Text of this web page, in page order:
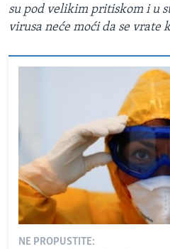
su pod velikim pritiskom i u
virusa neće moći da se vrate
NE PROPUSTITE: